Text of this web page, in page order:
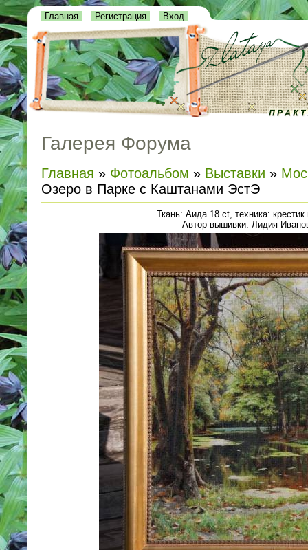
Главная Регистрация Вход
Галерея Форума
Главная » Фотоальбом » Выставки »
Озеро в Парке с Каштанами ЭстЭ
Ткань: Аида 18 ct, техника: крестик
Автор вышивки: Лидия